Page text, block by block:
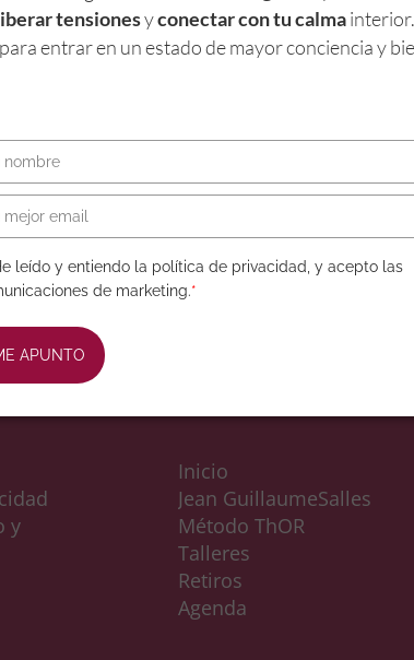
Cargar más
y
Inicio
Jean GuillaumeSalles
Método ThOR
Talleres
Retiros
Agenda
tensionesyconectar con tu calma
para entrar en un estado de mayor conciencia y
leído y entiendo la política de privacidad, y acepto las
de marketing.*
APUNTO